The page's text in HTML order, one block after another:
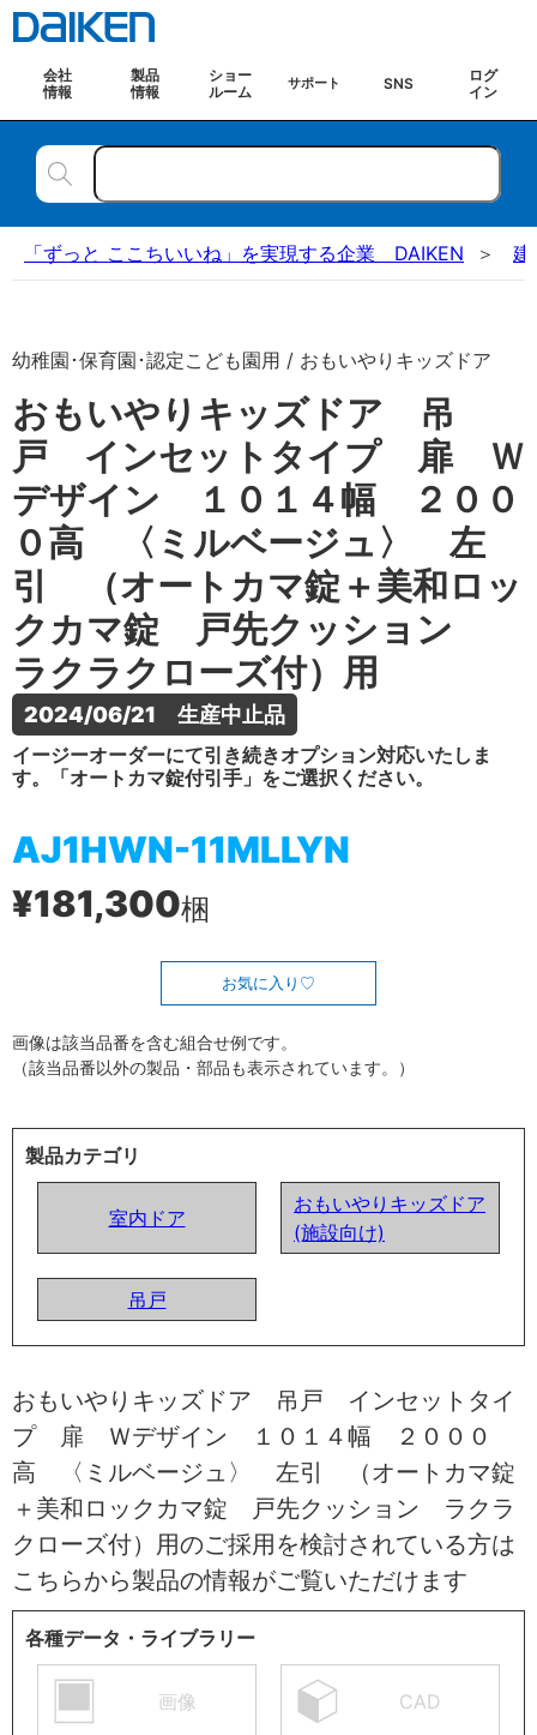
会社
情報
製品
情報
ショー
ルーム
サポート SNS
ログ
イン
「ずっと ここちいいね」を実現する企業 DAIKEN 建
幼稚園･保育園･認定こども園用 / おもいやりキッズドア
おもいやりキッズドア 吊
戸 インセットタイプ 扉 Ｗ
デザイン １０１４幅 ２００
０高 〈ミルベージュ〉 左
引 （オートカマ錠＋美和ロッ
クカマ錠 戸先クッション
ラクラクローズ付）用
2024/06/21　生産中止品
イージーオーダーにて引き続きオプション対応いたしま
す。「オートカマ錠付引手」をご選択ください。
AJ1HWN-11MLLYN
¥181,300梱
お気に入り
画像は該当品番を含む組合せ例です。
（該当品番以外の製品・部品も表示されています。）
製品カテゴリ
室内ドア
おもいやりキッズドア
(施設向け)
吊戸
おもいやりキッズドア 吊戸 インセットタイ
プ 扉 Ｗデザイン １０１４幅 ２０００
高 〈ミルベージュ〉 左引 （オートカマ錠
＋美和ロックカマ錠 戸先クッション ラクラ
クローズ付）用のご採用を検討されている方は
こちらから製品の情報がご覧いただけます
各種データ・ライブラリー
画像 CAD